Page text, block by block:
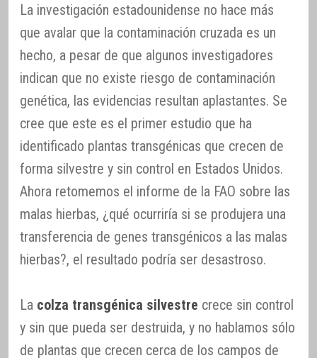
La investigación estadounidense no hace más
que avalar que la contaminación cruzada es un
hecho, a pesar de que algunos investigadores
indican que no existe riesgo de contaminación
genética, las evidencias resultan aplastantes. Se
cree que este es el primer estudio que ha
identificado plantas transgénicas que crecen de
forma silvestre y sin control en Estados Unidos.
Ahora retomemos el informe de la FAO sobre las
malas hierbas, ¿qué ocurriría si se produjera una
transferencia de genes transgénicos a las malas
hierbas?, el resultado podría ser desastroso.
La colza transgénica silvestre crece sin control
y sin que pueda ser destruida, y no hablamos sólo
de plantas que crecen cerca de los campos de